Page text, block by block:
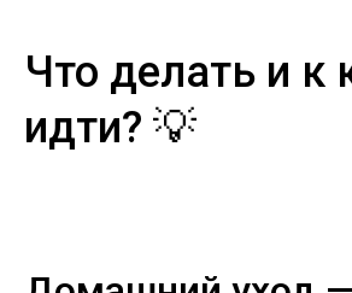
Что делать и к
идти? 💡